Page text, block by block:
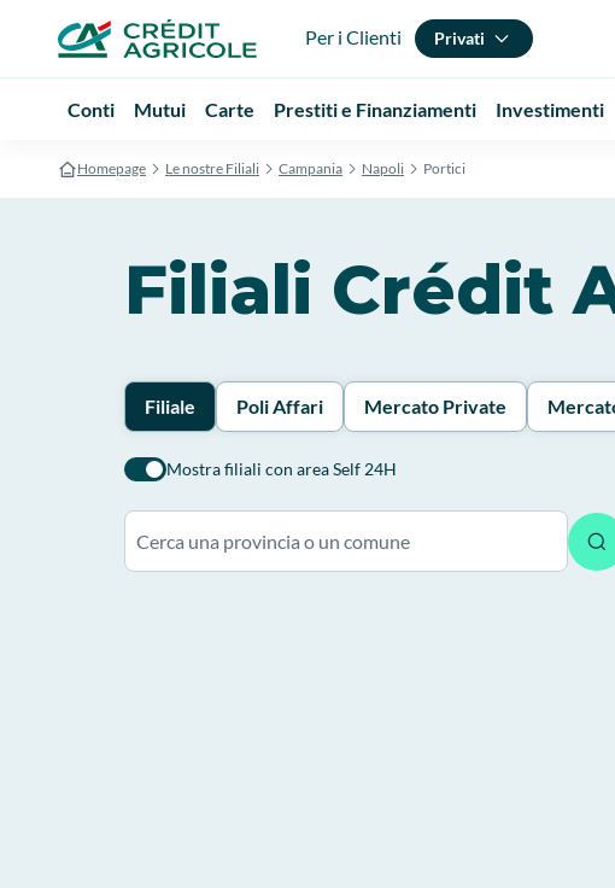
Per i Clienti Privati
Conti Mutui Carte Prestiti e Finanziamenti Investimenti
Homepage Le nostre Filiali Campania Napoli Portici
Filiali Crédit
Filiale Poli Affari Mercato Private
Mostra filiali con area Self 24H